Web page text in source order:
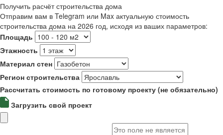
Получить расчёт строительства дома
Отправим вам в Telegram или Max актуальную стоимость
строительства дома на 2026 год, исходя из ваших параметров:
Площадь
Этажность
Материал стен
Регион строительства
Рассчитать стоимость по готовому проекту (не обязательно)
Загрузить свой проект